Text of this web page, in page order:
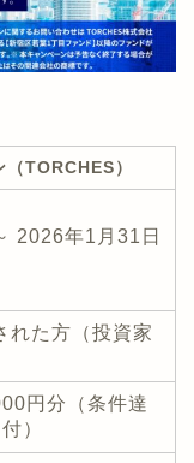
TORCHES）
2026年1月31日
れた方（投資家
円分（条件達
）